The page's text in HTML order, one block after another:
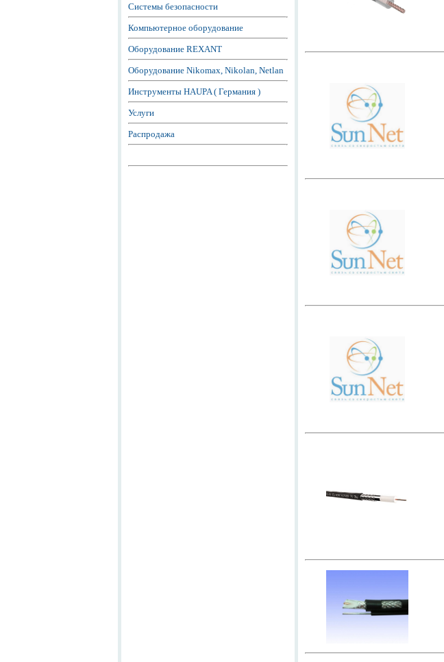
Системы безопасности
Компьютерное оборудование
Оборудование REXANT
Оборудование Nikomax, Nikolan, Netlan
Инструменты HAUPA ( Германия )
Услуги
Распродажа